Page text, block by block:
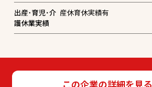
この企業の詳細を見る
出産･育児･介
護休業実績
産休育休実績有